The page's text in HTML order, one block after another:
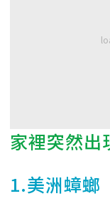
家裡突然出
1.美洲蟑螂